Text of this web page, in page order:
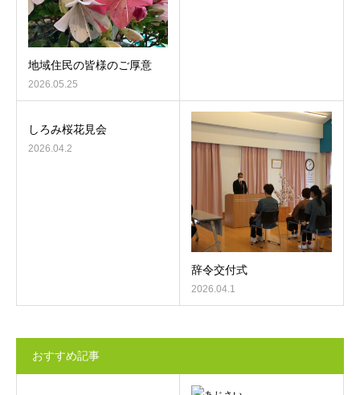
地域住民の皆様のご厚意
2026.05.25
しろみ桜花見会
2026.04.2
辞令交付式
2026.04.1
おすすめ記事